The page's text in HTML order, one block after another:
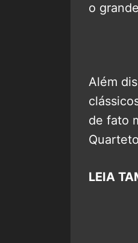
o
Além
de fato
LEIA